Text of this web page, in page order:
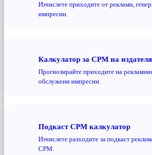
Изчислете приходите от реклами,
импресии.
Калкулатор за CPM на издателя
Прогнозирайте приходите на
обслужени импресии.
Подкаст CPM калкулатор
Изчислете разходите за подкаст
CPM.